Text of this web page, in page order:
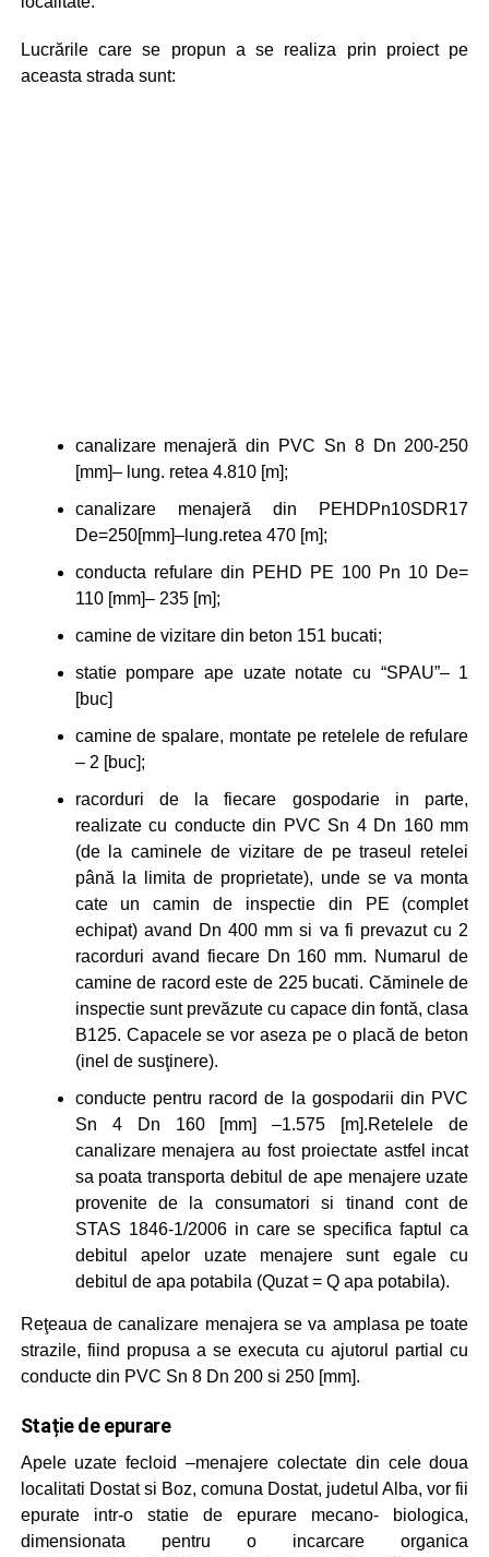
Lucrările care se propun a se realiza prin proiect pe
aceasta strada sunt:
canalizare menajeră din PVC Sn 8 Dn 200-250
[mm]– lung. retea 4.810 [m];
canalizare menajeră din PEHDPn10SDR17
De=250[mm]–lung.retea 470 [m];
conducta refulare din PEHD PE 100 Pn 10 De=
110 [mm]– 235 [m];
camine de vizitare din beton 151 bucati;
statie pompare ape uzate notate cu “SPAU”– 1
[buc]
camine de spalare, montate pe retelele de refulare
– 2 [buc];
racorduri de la fiecare gospodarie in parte,
realizate cu conducte din PVC Sn 4 Dn 160 mm
(de la caminele de vizitare de pe traseul retelei
până la limita de proprietate), unde se va monta
cate un camin de inspectie din PE (complet
echipat) avand Dn 400 mm si va fi prevazut cu 2
racorduri avand fiecare Dn 160 mm. Numarul de
camine de racord este de 225 bucati. Căminele de
inspectie sunt prevăzute cu capace din fontă, clasa
B125. Capacele se vor aseza pe o placă de beton
(inel de susţinere).
conducte pentru racord de la gospodarii din PVC
Sn 4 Dn 160 [mm] –1.575 [m].Retelele de
canalizare menajera au fost proiectate astfel incat
sa poata transporta debitul de ape menajere uzate
provenite de la consumatori si tinand cont de
STAS 1846-1/2006 in care se specifica faptul ca
debitul apelor uzate menajere sunt egale cu
debitul de apa potabila (Quzat = Q apa potabila).
Reţeaua de canalizare menajera se va amplasa pe toate
strazile, fiind propusa a se executa cu ajutorul partial cu
conducte din PVC Sn 8 Dn 200 si 250 [mm].
Stație de epurare
Apele uzate fecloid –menajere colectate din cele doua
localitati Dostat si Boz, comuna Dostat, judetul Alba, vor fii
epurate intr-o statie de epurare mecano- biologica,
dimensionata pentru o incarcare organica